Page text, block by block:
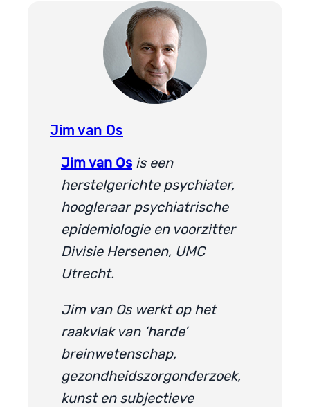
Jim van Os
Jim van Os is een
herstelgerichte psychiater,
hoogleraar psychiatrische
epidemiologie en voorzitter
Divisie Hersenen, UMC
Utrecht.
Jim van Os werkt op het
raakvlak van ‘harde’
breinwetenschap,
gezondheidszorgonderzoek,
kunst en subjectieve